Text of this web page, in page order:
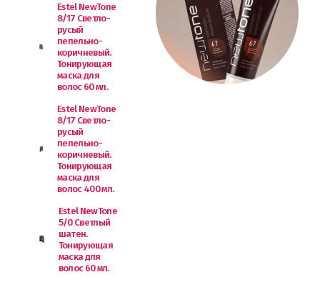
Estel NewTone
8/17 Светло-
русый
пепельно-
коричневый.
Тонирующая
маска для
волос 60 мл.
Estel NewTone
8/17 Светло-
русый
пепельно-
коричневый.
Тонирующая
маска для
волос 400 мл.
Estel NewTone
5/0 Светлый
шатен.
Тонирующая
маска для
волос 60 мл.